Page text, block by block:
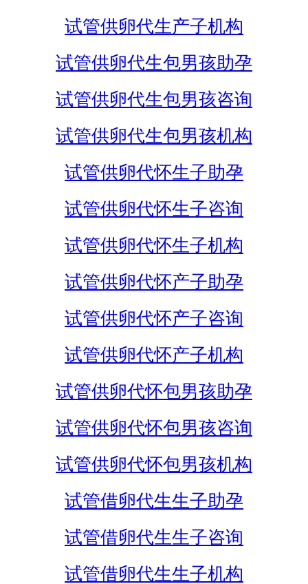
试管供卵代生产子机构
试管供卵代生包男孩助孕
试管供卵代生包男孩咨询
试管供卵代生包男孩机构
试管供卵代怀生子助孕
试管供卵代怀生子咨询
试管供卵代怀生子机构
试管供卵代怀产子助孕
试管供卵代怀产子咨询
试管供卵代怀产子机构
试管供卵代怀包男孩助孕
试管供卵代怀包男孩咨询
试管供卵代怀包男孩机构
试管借卵代生生子助孕
试管借卵代生生子咨询
试管借卵代生生子机构